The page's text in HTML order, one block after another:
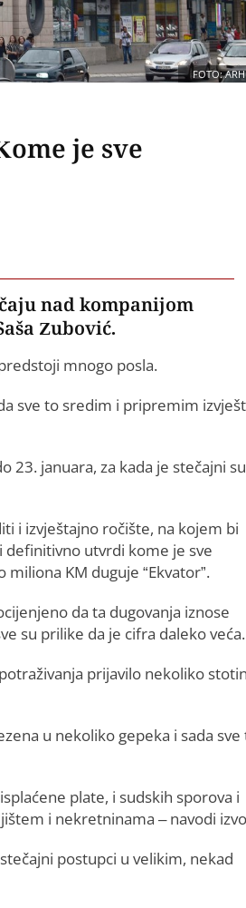
FOTO:
je sve
nad kompanijom
Zubović.
mnogo posla.
sve to sredim i pripremim
23. januara, za kada je stečajni
i izvještajno ročište, na kojem bi
definitivno utvrdi kome je sve
KM duguje “Ekvator”.
da ta dugovanja iznose
su prilike da je cifra daleko veća.
prijavilo nekoliko
u nekoliko gepeka i sada sve
plate, i sudskih sporova i
i nekretninama – navodi
postupci u velikim, nekad